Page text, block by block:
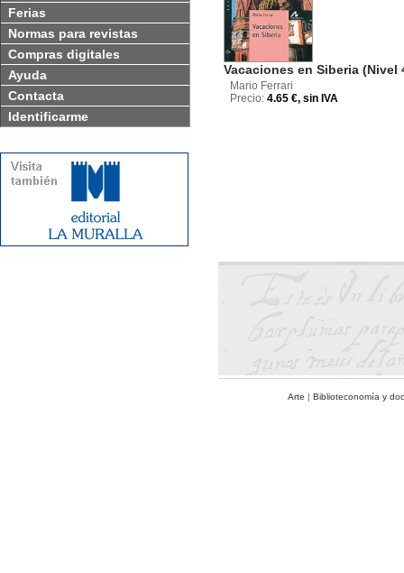
Ferias
Normas para revistas
Compras digitales
Ayuda
Contacta
Identificarme
Vacaciones en Siberia (Nivel
Mario Ferrari
Precio: 4.65 €, sin IVA
Arte | Biblioteconomía y